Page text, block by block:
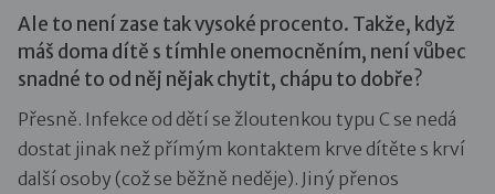
Ale to není zase tak vysoké procento. Takže, když
máš doma dítě s tímhle onemocněním, není vůbec
snadné to od něj nějak chytit, chápu to dobře?
Přesně. Infekce od dětí se žloutenkou typu C se nedá
dostat jinak než přímým kontaktem krve dítěte s krví
další osoby (což se běžně neděje). Jiný přenos